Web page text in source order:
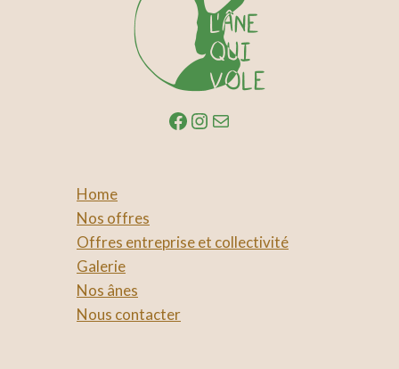
Facebook Instagram E-mail
Home
Nos offres
Offres entreprise et collectivité
Galerie
Nos ânes
Nous contacter